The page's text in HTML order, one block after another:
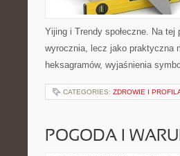
Yijing i Trendy społeczne. Na
wyrocznia, lecz jako praktyczna
heksagramów, wyjaśnienia
CATEGORIES: ZDROWIE I
POGODA I